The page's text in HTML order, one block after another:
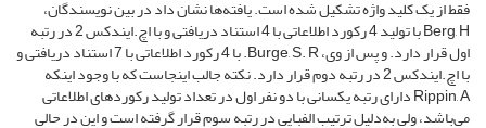
فقط از یک کلید واژه تشکیل شده است. یافته‌ها نشان داد در بین نویسندگان،
Berg, H با تولید 4 رکورد اطلاعاتی با 4 استناد دریافتی و با اچ.ایندکس 2 در رتبه
اول قرار دارد. و پس از وی، Burge, S. R. با 4 رکورد اطلاعاتی با 7 استناد دریافتی و
با اچ.ایندکس 2 در رتبه دوم قرار دارد. نکته جالب اینجاست که با وجود اینکه
Rippin, A دارای رتبه یکسانی با دو نفر اول در تعداد تولید رکوردهای اطلاعاتی
می‌باشد، ولی به‌دلیل ترتیب الفبایی در رتبه سوم قرار گرفته است و این در حالی